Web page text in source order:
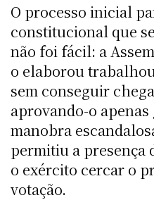
O processo inicial
constitucional que
não foi fácil: a
o elaborou
sem conseguir
aprovando-o apenas
manobra
permitiu a presença
o exército cercar o
votação.